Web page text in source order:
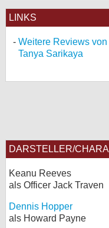
LINKS
Weitere Reviews von
Tanya Sarikaya
DARSTELLER/
Keanu Reeves
als Officer Jack Traven
Dennis Hopper
als Howard Payne